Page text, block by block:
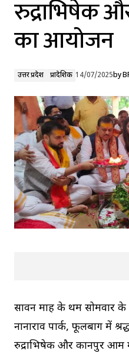
रुद्राभिषेक
का आयोजन
उत्तर प्रदेश प्रादेशिक 14/07/2025by
सावन माह के प्रथम सोमवार
नानाराव पार्क, फूलबाग में
रुद्राभिषेक और कानपुर आम